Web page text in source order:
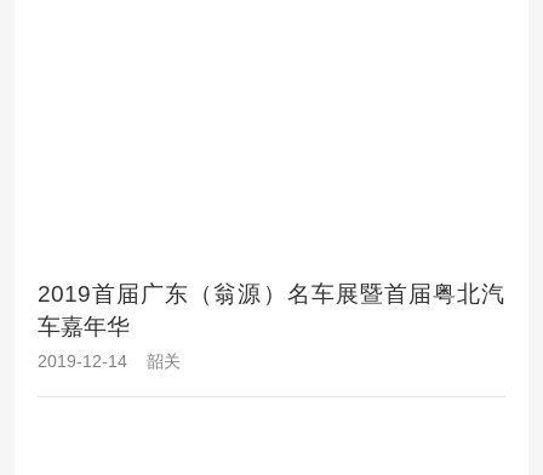
2019首届广东（翁源）名车展暨首届粤北汽
车嘉年华
2019-12-14 韶关